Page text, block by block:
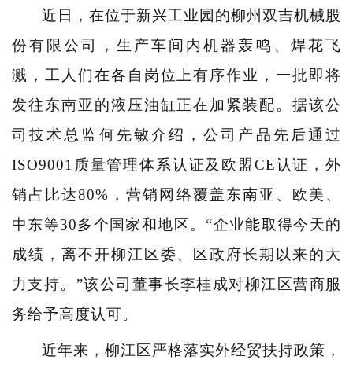
近日，在位于新兴工业园的柳州双吉机械股
份有限公司，生产车间内机器轰鸣、焊花飞
溅，工人们在各自岗位上有序作业，一批即将
发往东南亚的液压油缸正在加紧装配。据该公
司技术总监何先敏介绍，公司产品先后通过
ISO9001质量管理体系认证及欧盟CE认证，外
销占比达80%，营销网络覆盖东南亚、欧美、
中东等30多个国家和地区。“企业能取得今天的
成绩，离不开柳江区委、区政府长期以来的大
力支持。”该公司董事长李桂成对柳江区营商服
务给予高度认可。
近年来，柳江区严格落实外经贸扶持政策，